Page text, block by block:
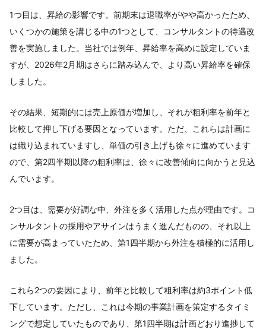
1つ目は、昇給の影響です。前期末は退職率がやや高かったため、
いくつかの施策を講じる中の1つとして、コンサルタントの待遇改
善を実施しました。当社では例年、昇給率を高めに設定していま
すが、2026年2月期はさらに踏み込んで、より高い昇給率を確保
しました。
その結果、短期的には売上原価が増加し、それが粗利率を前年と
比較して押し下げる要因となっています。ただ、これらは計画に
は織り込まれていますし、単価の引き上げも徐々に進めています
ので、第2四半期以降の粗利率は、徐々に改善傾向に向かうと見込
んでいます。
2つ目は、需要が好調な中、外注を多く活用した点が理由です。コ
ンサルタントの採用やアサインはうまく進んだものの、それ以上
に需要が高まっていたため、第1四半期から外注を積極的に活用し
ました。
これら2つの要因により、前年と比較して粗利率は約3ポイント低
下しています。ただし、これは今期の事業計画を策定するタイミ
ングで想定していたものであり、第1四半期は計画どおり進捗して